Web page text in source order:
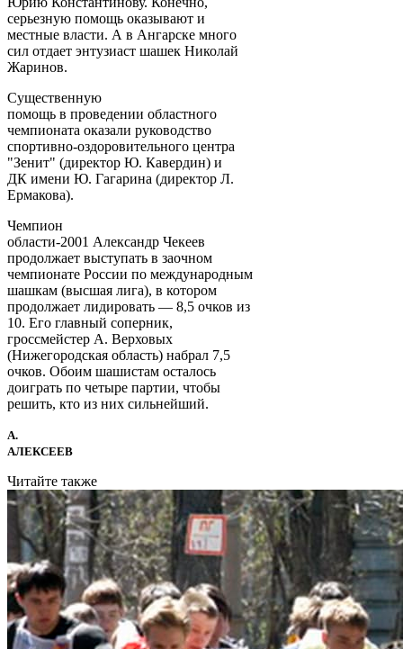
серьезную помощь оказывают и
местные власти. А в Ангарске много
сил отдает энтузиаст шашек Николай
Жаринов.
Существенную
помощь в проведении областного
чемпионата оказали руководство
спортивно-оздоровительного центра
"Зенит" (директор Ю. Кавердин) и
ДК имени Ю. Гагарина (директор Л.
Ермакова).
Чемпион
области-2001 Александр Чекеев
продолжает выступать в заочном
чемпионате России по международным
шашкам (высшая лига), в котором
продолжает лидировать — 8,5 очков из
10. Его главный соперник,
гроссмейстер А. Верховых
(Нижегородская область) набрал 7,5
очков. Обоим шашистам осталось
доиграть по четыре партии, чтобы
решить, кто из них сильнейший.
А.
АЛЕКСЕЕВ
Читайте также